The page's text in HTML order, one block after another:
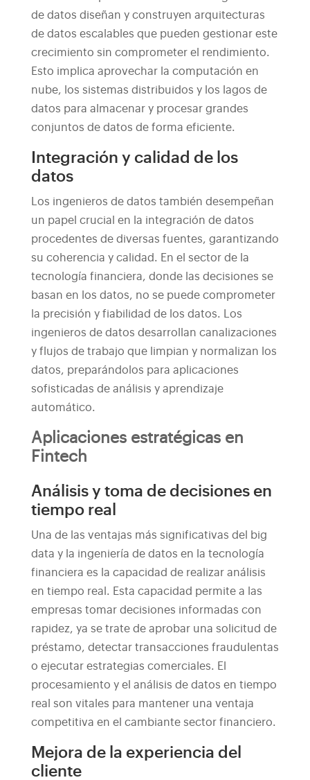
de datos diseñan y construyen arquitecturas
de datos escalables que pueden gestionar este
crecimiento sin comprometer el rendimiento.
Esto implica aprovechar la computación en
nube, los sistemas distribuidos y los lagos de
datos para almacenar y procesar grandes
conjuntos de datos de forma eficiente.
Integración y calidad de los
datos
Los ingenieros de datos también desempeñan
un papel crucial en la integración de datos
procedentes de diversas fuentes, garantizando
su coherencia y calidad. En el sector de la
tecnología financiera, donde las decisiones se
basan en los datos, no se puede comprometer
la precisión y fiabilidad de los datos. Los
ingenieros de datos desarrollan canalizaciones
y flujos de trabajo que limpian y normalizan los
datos, preparándolos para aplicaciones
sofisticadas de análisis y aprendizaje
automático.
Aplicaciones estratégicas en
Fintech
Análisis y toma de decisiones en
tiempo real
Una de las ventajas más significativas del big
data y la ingeniería de datos en la tecnología
financiera es la capacidad de realizar análisis
en tiempo real. Esta capacidad permite a las
empresas tomar decisiones informadas con
rapidez, ya se trate de aprobar una solicitud de
préstamo, detectar transacciones fraudulentas
o ejecutar estrategias comerciales. El
procesamiento y el análisis de datos en tiempo
real son vitales para mantener una ventaja
competitiva en el cambiante sector financiero.
Mejora de la experiencia del
cliente